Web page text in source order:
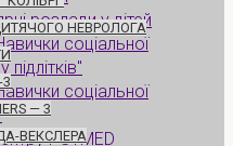
НЕВРОЛОГА
3
— 3
ВЕКСЛЕРА
розлади у дітей
соціальної
підлітків"
соціальної
PSYMED